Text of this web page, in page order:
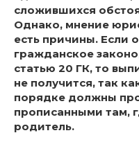
сложившихся
Однако, мнение
есть причины. Если
гражданское
статью 20 ГК, то
не получится, так
порядке должны
прописанными там,
родитель.